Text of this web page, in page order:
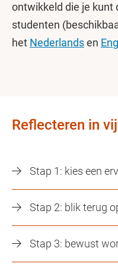
ontwikkeld die je kunt
studenten
het Nederlandsen
Reflecteren in
Stap 1: kies een
Stap 2: blik terug
Stap 3: bewust